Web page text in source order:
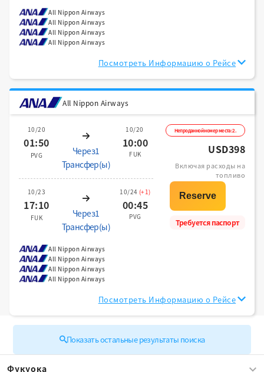
All Nippon Airways
All Nippon Airways
All Nippon Airways
All Nippon Airways
Посмотреть Информацию о Рейсе
All Nippon Airways
10/20
01:50
PVG
Через1
Трансфер(ы)
10/20
10:00
FUK
10/23
17:10
FUK
Через1
Трансфер(ы)
10/24 (+1)
00:45
PVG
Непроданной номер места:2.
USD398
Включая расходы на
топливо
Требуется паспорт
All Nippon Airways
All Nippon Airways
All Nippon Airways
All Nippon Airways
Посмотреть Информацию о Рейсе
Показать остальные результаты поиска
Фукуока